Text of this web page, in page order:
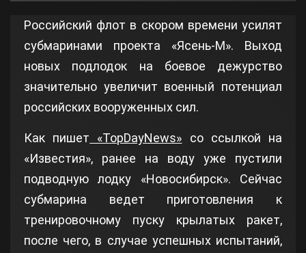
Российский флот в скором времени усилят
субмаринами проекта «Ясень-М». Выход
новых подлодок на боевое дежурство
значительно увеличит военный потенциал
российских вооруженных сил.
Как пишет «TopDayNews» со ссылкой на
«Известия», ранее на воду уже пустили
подводную лодку «Новосибирск». Сейчас
субмарина ведет приготовления к
тренировочному пуску крылатых ракет,
после чего, в случае успешных испытаний,